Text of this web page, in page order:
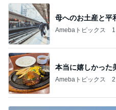
母へのお土産と平
Amebaトピックス
本当に嬉しかった
Amebaトピックス